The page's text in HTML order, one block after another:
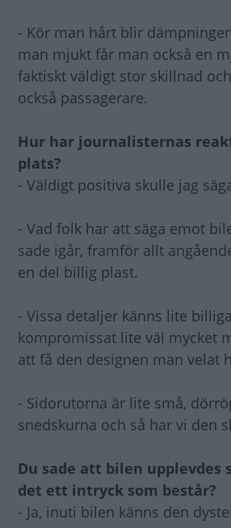
- Kör man hårt blir
man mjukt får man också en
faktiskt väldigt stor skillnad
också passagerare.
Hur har journalisternas
plats?
- Väldigt positiva skulle jag
- Vad folk har att säga emot
sade igår, framför allt
en del billig plast.
- Vissa detaljer känns lite
kompromissat lite väl mycket
att få den designen man velat
- Sidorutorna är lite små,
snedskurna och så har vi den
Du sade att bilen upplevdes
det ett intryck som består?
- Ja, inuti bilen känns den